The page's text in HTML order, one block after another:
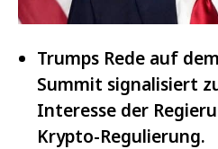
Trumps Rede auf
Summit signalisiert
Interesse der
Krypto-Regulierung.